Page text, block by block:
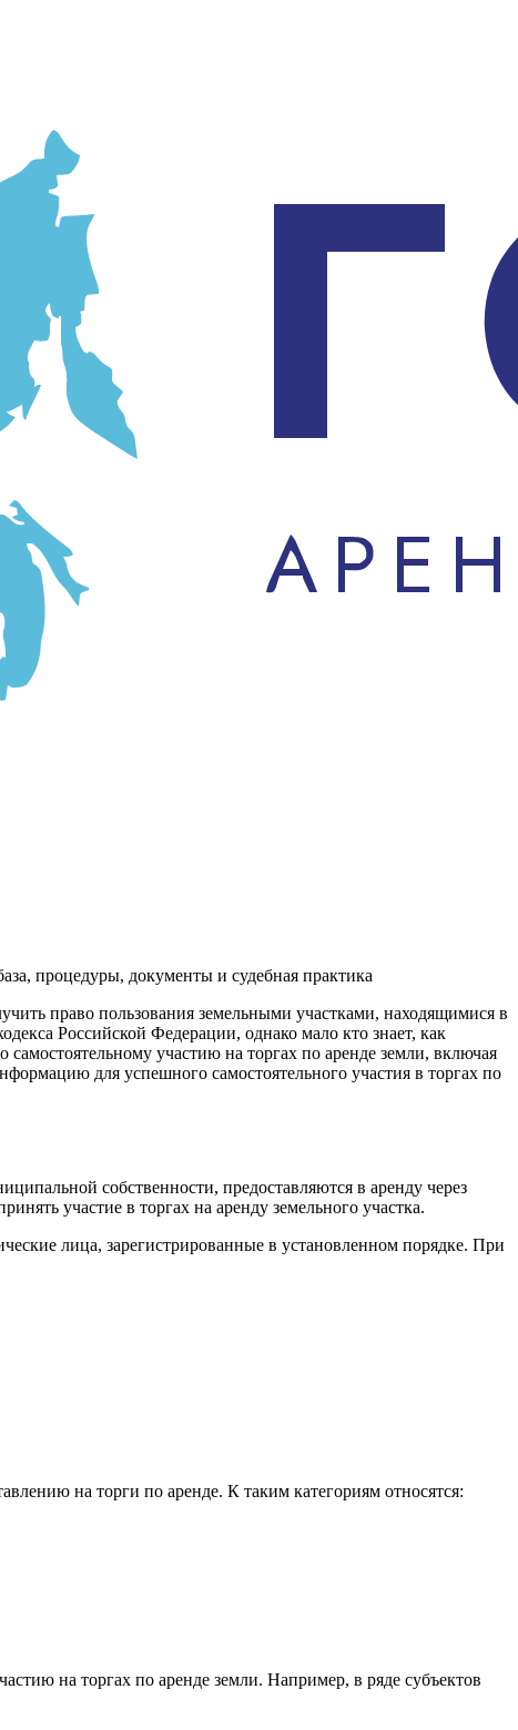
процедуры, документы и судебная практика
право пользования земельными участками, находящимися в
Российской Федерации, однако мало кто знает, как
самостоятельному участию на торгах по аренде земли, включая
для успешного самостоятельного участия в торгах по
собственности, предоставляются в аренду через
участие в торгах на аренду земельного участка.
лица, зарегистрированные в установленном порядке. При
на торги по аренде. К таким категориям относятся:
на торгах по аренде земли. Например, в ряде субъектов